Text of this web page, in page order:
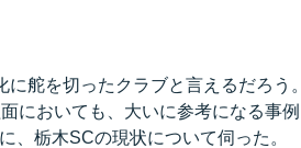
舵を切ったクラブと言えるだろう。
においても、大いに参考になる事例
、栃木SCの現状について伺った。